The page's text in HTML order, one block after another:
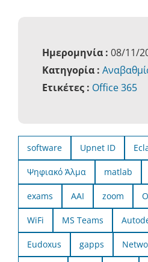
Ημερομηνία : 08/11/
Κατηγορία :
Ετικέτες : Office 365
software Upnet ID
Ψηφιακό Άλμα matlab
exams AAI zoom
WiFi MS Teams
Eudoxus gapps